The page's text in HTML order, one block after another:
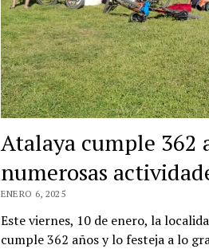
Atalaya cumple 362
numerosas
ENERO 6, 2025
Este viernes, 10 de enero, la
cumple 362 años y lo festeja a lo